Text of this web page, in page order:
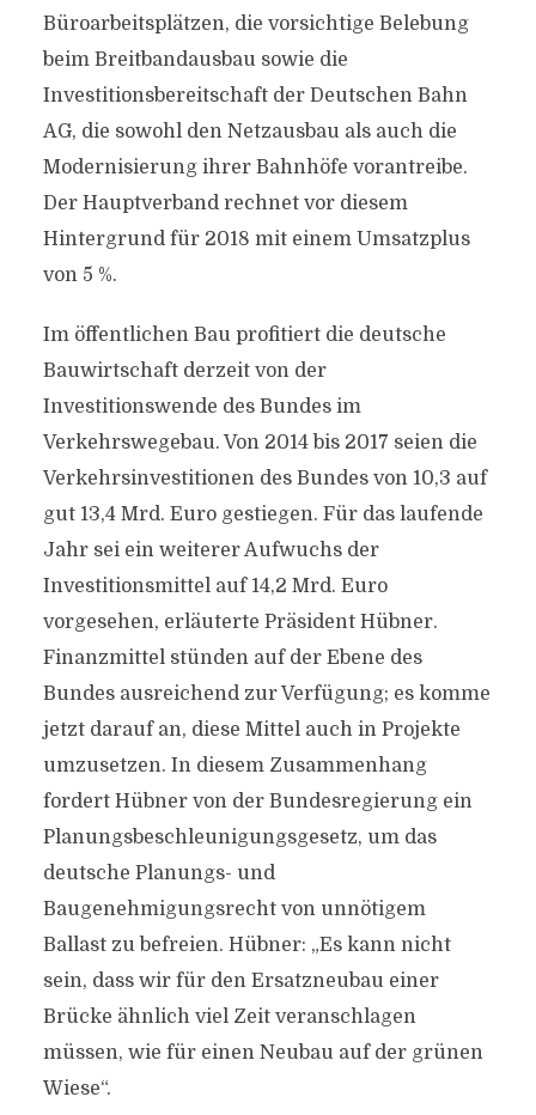
Büroarbeitsplätzen, die vorsichtige Belebung
beim Breitbandausbau sowie die
Investitionsbereitschaft der Deutschen Bahn
AG, die sowohl den Netzausbau als auch die
Modernisierung ihrer Bahnhöfe vorantreibe.
Der Hauptverband rechnet vor diesem
Hintergrund für 2018 mit einem Umsatzplus
von 5 %.
Im öffentlichen Bau profitiert die deutsche
Bauwirtschaft derzeit von der
Investitionswende des Bundes im
Verkehrswegebau. Von 2014 bis 2017 seien die
Verkehrsinvestitionen des Bundes von 10,3 auf
gut 13,4 Mrd. Euro gestiegen. Für das laufende
Jahr sei ein weiterer Aufwuchs der
Investitionsmittel auf 14,2 Mrd. Euro
vorgesehen, erläuterte Präsident Hübner.
Finanzmittel stünden auf der Ebene des
Bundes ausreichend zur Verfügung; es komme
jetzt darauf an, diese Mittel auch in Projekte
umzusetzen. In diesem Zusammenhang
fordert Hübner von der Bundesregierung ein
Planungsbeschleunigungsgesetz, um das
deutsche Planungs- und
Baugenehmigungsrecht von unnötigem
Ballast zu befreien. Hübner: „Es kann nicht
sein, dass wir für den Ersatzneubau einer
Brücke ähnlich viel Zeit veranschlagen
müssen, wie für einen Neubau auf der grünen
Wiese“.